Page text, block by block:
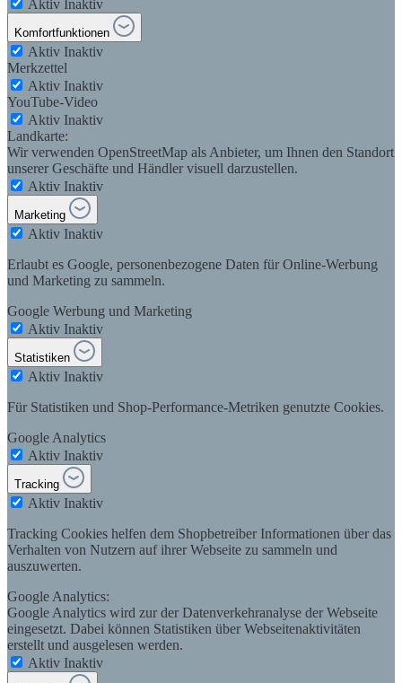
Aktiv Inaktiv
Komfortfunktionen
Aktiv Inaktiv
Merkzettel
Aktiv Inaktiv
YouTube-Video
Aktiv Inaktiv
Landkarte:
Wir verwenden OpenStreetMap als Anbieter, um Ihnen den Standort
unserer Geschäfte und Händler visuell darzustellen.
Aktiv Inaktiv
Marketing
Aktiv Inaktiv
Erlaubt es Google, personenbezogene Daten für Online-Werbung
und Marketing zu sammeln.
Google Werbung und Marketing
Aktiv Inaktiv
Statistiken
Aktiv Inaktiv
Für Statistiken und Shop-Performance-Metriken genutzte Cookies.
Google Analytics
Aktiv Inaktiv
Tracking
Aktiv Inaktiv
Tracking Cookies helfen dem Shopbetreiber Informationen über das
Verhalten von Nutzern auf ihrer Webseite zu sammeln und
auszuwerten.
Google Analytics:
Google Analytics wird zur der Datenverkehranalyse der Webseite
eingesetzt. Dabei können Statistiken über Webseitenaktivitäten
erstellt und ausgelesen werden.
Aktiv Inaktiv